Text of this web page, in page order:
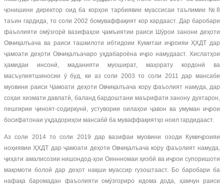
ҷонишини директор оид ба корҳои тарбиявии муассисаи таълимии №8
таъин гардида, то соли 2002 бомуваффақият кор кардааст. Дар баробари
фаъолияти омӯзгорӣ вазифаҳои ҷамъиятии раиси Шӯрои занони деҳоти
Овчиқалъача ва раиси ташкилоти ибтидоии Кумитаи иҷроияи ҲХДТ дар
ҷамоати деҳоти Овчиқалъачаро уҳдабароёна иҷро намудааст. Хислатҳои
ҳамидаи инсонӣ, маданияти муошират, маҳорату кордонӣ ва
масъулиятшиносии ӯ буд, ки аз соли 2003 то соли 2011 дар мансаби
муовини раиси Ҷамоати деҳоти Овчиқалъача кору фаъолият намуда, дар
соҳаи хизмати давлатӣ, баланд бардоштани маърифати занону духтарон,
пешгирии ҷиноят-содиркунӣ, устувории оилаҳои ҷавон ва умуман иҷрои
босифатонаи уҳдадориҳои мансабӣ ба муваффақиятҳо ноил гардидааст.
Аз соли 2014 то соли 2019 дар вазифаи муовини озоди Кумиҷроияи
ноҳиявии ҲХДТ дар ҷамоати деҳоти Овчиқалъача кору фаъолият намуда,
ҷиҳати амалисозии нишондод-ҳои Оиннномаи ҳизбӣ ва иҷрои супоришоти
мақомоти болоӣ дар деҳот нақши муассир гузоштааст. Бо баробари ба
нафақа баромадан фаъолияти омӯзгориро идома дода, ҳамчун раиси